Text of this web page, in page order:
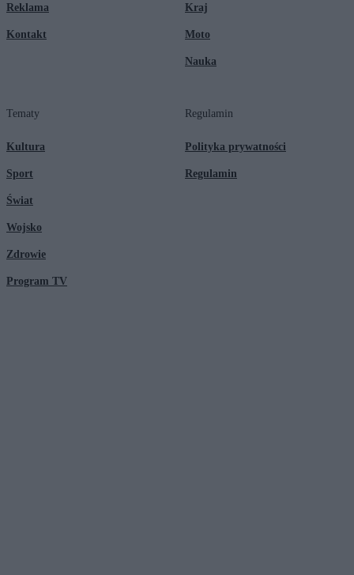
Reklama
Kontakt
Kraj
Moto
Nauka
Tematy
Kultura
Sport
Świat
Wojsko
Zdrowie
Program TV
Regulamin
Polityka prywatności
Regulamin